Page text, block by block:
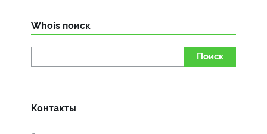
Whois поиск
Поиск
Контакты